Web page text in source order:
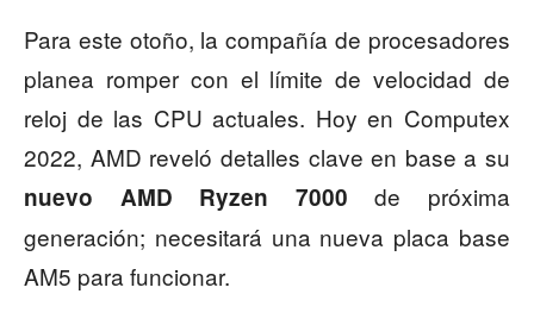
Para este otoño, la compañía de procesadores
planea romper con el límite de velocidad de
reloj de las CPU actuales. Hoy en Computex
2022, AMD reveló detalles clave en base a su
nuevo AMD Ryzen 7000de próxima
generación; necesitará una nueva placa base
AM5 para funcionar.